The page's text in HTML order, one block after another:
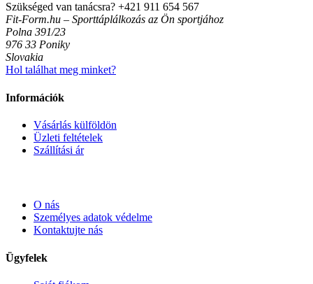
Szükséged van tanácsra? +421 911 654 567
Fit-Form.hu – Sporttáplálkozás az Ön sportjához
Polna 391/23
976 33 Poniky
Slovakia
Hol találhat meg minket?
Információk
Vásárlás külföldön
Üzleti feltételek
Szállítási ár
O nás
Személyes adatok védelme
Kontaktujte nás
Ügyfelek